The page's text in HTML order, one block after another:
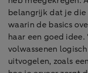
belangrijk dat je die
waarin de basics
haar een goed
volwassenen
uitvogelen, zoals